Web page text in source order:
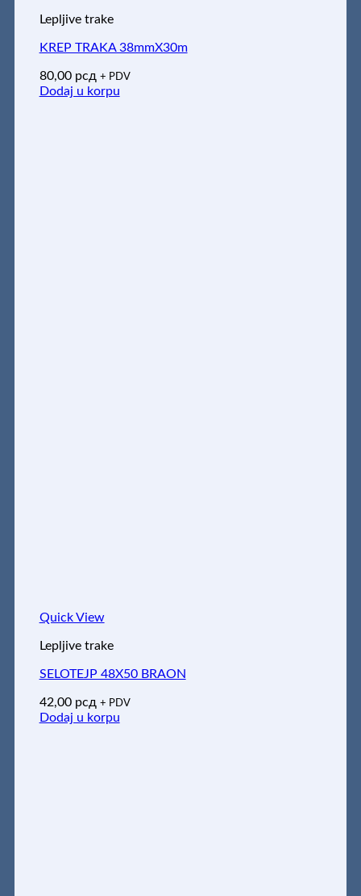
Lepljive trake
KREP TRAKA 38mmX30m
80,00 рсд + PDV
Dodaj u korpu
Quick View
Lepljive trake
SELOTEJP 48X50 BRAON
42,00 рсд + PDV
Dodaj u korpu